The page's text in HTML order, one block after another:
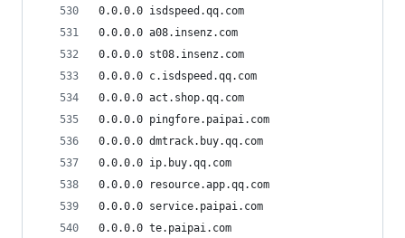
0.0.0.0 isdspeed.qq.com
0.0.0.0 a08.insenz.com
0.0.0.0 st08.insenz.com
0.0.0.0 c.isdspeed.qq.com
0.0.0.0 act.shop.qq.com
0.0.0.0 pingfore.paipai.com
0.0.0.0 dmtrack.buy.qq.com
0.0.0.0 ip.buy.qq.com
0.0.0.0 resource.app.qq.com
0.0.0.0 service.paipai.com
0.0.0.0 te.paipai.com